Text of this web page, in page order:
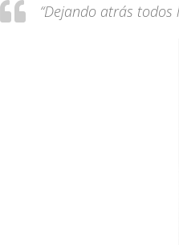
“Dejando atrás todos